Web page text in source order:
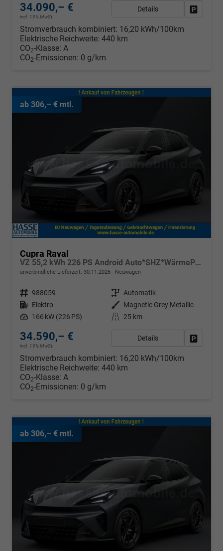
34.090,– €
incl. 19% MwSt.
Details
Stromverbrauch kombiniert: 16,20 kWh/100km
Elektrische Reichweite: 440 km
CO2-Klasse: A
CO2-Emissionen: 0 g/km
ab 306,– € mtl.
Cupra Raval
VZ 55,2 kWh 226 PS Android Auto*SHZ*WärmePumpe*ACC*Kamera*Keyless*2Z Klimaauto*
unverbindliche Lieferzeit: 30.11.2026 Neuwagen
Fahrzeugnr. 988059 Getriebe Automatik
Kraftstoff Elektro Außenfarbe
Magnetic Grey Metallic
Leistung 166 kW (226 PS) Kilometerstand 25 km
34.590,– €
incl. 19% MwSt.
Details
Stromverbrauch kombiniert: 16,20 kWh/100km
Elektrische Reichweite: 440 km
CO2-Klasse: A
CO2-Emissionen: 0 g/km
ab 306,– € mtl.